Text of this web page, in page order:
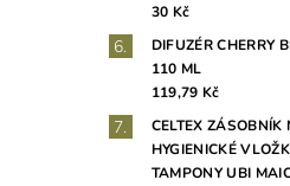
30 Kč
DIFUZÉR CHERRY
110 ML
119,79 Kč
CELTEX ZÁSOBNÍK
HYGIENICKÉ
TAMPONY UBI